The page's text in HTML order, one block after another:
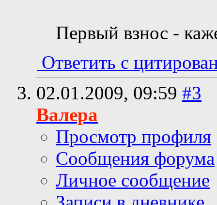
Первый взнос -
Ответить с
02.01.2009, 09:59 #3
Валера
Просмотр профиля
Сообщения форума
Личное сообщение